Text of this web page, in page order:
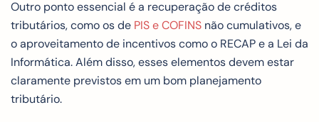
Outro ponto essencial é a recuperação de créditos
tributários, como os de PIS e COFINS não cumulativos, e
o aproveitamento de incentivos como o RECAP e a Lei da
Informática. Além disso, esses elementos devem estar
claramente previstos em um bom planejamento
tributário.